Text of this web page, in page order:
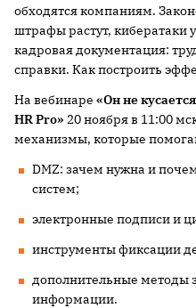
обходятся компаниям.
штрафы растут, кибератаки
кадровая документация:
справки. Как построить
На вебинаре «Он не
HRPro» 20 ноября в 11:00
механизмы, которые
DMZ: зачем нужна и
систем;
электронные подписи и
инструменты фиксации
дополнительные методы
информации.